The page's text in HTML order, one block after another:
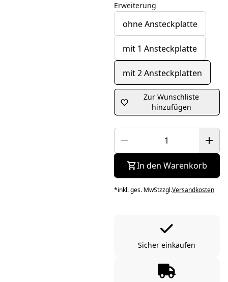
Erweiterung
ohne Ansteckplatte
mit 1 Ansteckplatte
mit 2 Ansteckplatten
Zur Wunschliste
hinzufügen
In den Warenkorb
*inkl. ges. MwStzzgl.Versandkosten
Sicher einkaufen